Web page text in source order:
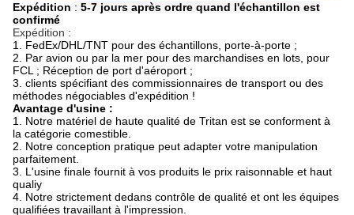
Expédition : 5-7 jours après ordre quand l'échantillon est
confirmé
Expédition :
1. FedEx/DHL/TNT pour des échantillons, porte-à-porte ;
2. Par avion ou par la mer pour des marchandises en lots, pour
FCL ; Réception de port d'aéroport ;
3. clients spécifiant des commissionnaires de transport ou des
méthodes négociables d'expédition !
Avantage d'usine :
1. Notre matériel de haute qualité de Tritan est se conforment à
la catégorie comestible.
2. Notre conception pratique peut adapter votre manipulation
parfaitement.
3. L'usine finale fournit à vos produits le prix raisonnable et haut
qualiy
4. Notre strictement dedans contrôle de qualité et ont les équipes
qualifiées travaillant à l'impression.